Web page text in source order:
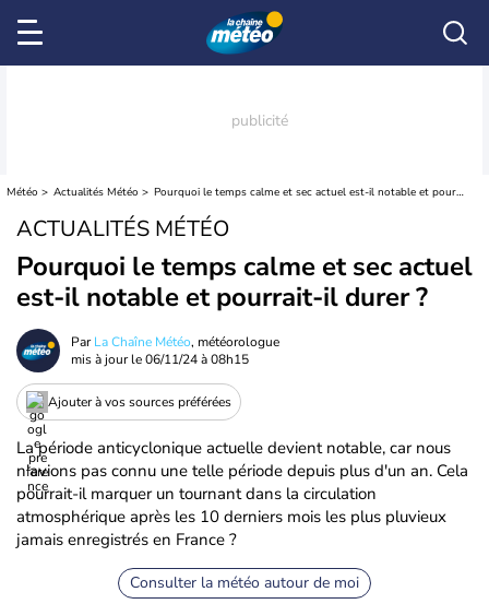
Météo Actualités Météo Pourquoi le temps calme et sec actuel est-il notable et pourrait-il durer ?
ACTUALITÉS MÉTÉO
Pourquoi le temps calme et sec actuel
est-il notable et pourrait-il durer ?
ParLa Chaîne Météo, météorologue
mis à jour le06/11/24 à 08h15
Ajouter à vos sources préférées
La période anticyclonique actuelle devient notable, car nous
n'avions pas connu une telle période depuis plus d'un an. Cela
pourrait-il marquer un tournant dans la circulation
atmosphérique après les 10 derniers mois les plus pluvieux
jamais enregistrés en France ?
Consulter la météo autour de moi